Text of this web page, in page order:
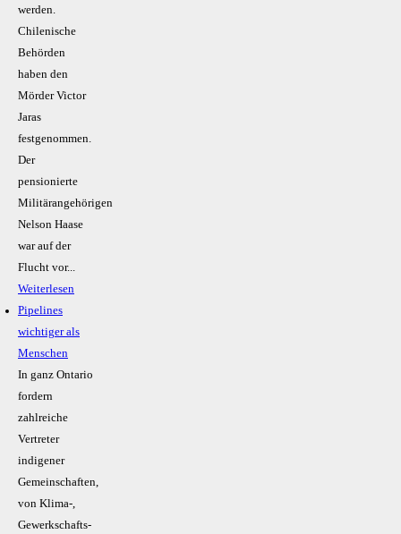
werden.
Chilenische
Behörden
haben den
Mörder Victor
Jaras
festgenommen.
Der
pensionierte
Militärangehörigen
Nelson Haase
war auf der
Flucht vor...
Weiterlesen
Pipelines
wichtiger als
Menschen
In ganz Ontario
fordern
zahlreiche
Vertreter
indigener
Gemeinschaften,
von Klima-,
Gewerkschafts-